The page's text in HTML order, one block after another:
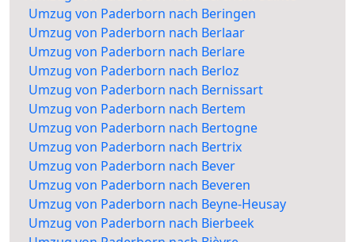
Umzug von Paderborn nach Beringen
Umzug von Paderborn nach Berlaar
Umzug von Paderborn nach Berlare
Umzug von Paderborn nach Berloz
Umzug von Paderborn nach Bernissart
Umzug von Paderborn nach Bertem
Umzug von Paderborn nach Bertogne
Umzug von Paderborn nach Bertrix
Umzug von Paderborn nach Bever
Umzug von Paderborn nach Beveren
Umzug von Paderborn nach Beyne-Heusay
Umzug von Paderborn nach Bierbeek